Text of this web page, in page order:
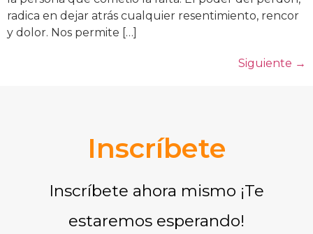
radica en dejar atrás cualquier resentimiento, rencor
y dolor. Nos permite […]
Siguiente →
Inscríbete
Inscríbete ahora mismo ¡Te
estaremos esperando!